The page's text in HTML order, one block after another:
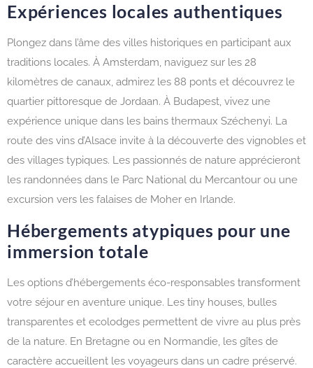
Expériences locales authentiques
Plongez dans l’âme des villes historiques en participant aux
traditions locales. À Amsterdam, naviguez sur les 28
kilomètres de canaux, admirez les 88 ponts et découvrez le
quartier pittoresque de Jordaan. À Budapest, vivez une
expérience unique dans les bains thermaux Széchenyi. La
route des vins d’Alsace invite à la découverte des vignobles et
des villages typiques. Les passionnés de nature apprécieront
les randonnées dans le Parc National du Mercantour ou une
excursion vers les falaises de Moher en Irlande.
Hébergements atypiques pour une
immersion totale
Les options d’hébergements éco-responsables transforment
votre séjour en aventure unique. Les tiny houses, bulles
transparentes et ecolodges permettent de vivre au plus près
de la nature. En Bretagne ou en Normandie, les gîtes de
caractère accueillent les voyageurs dans un cadre préservé.